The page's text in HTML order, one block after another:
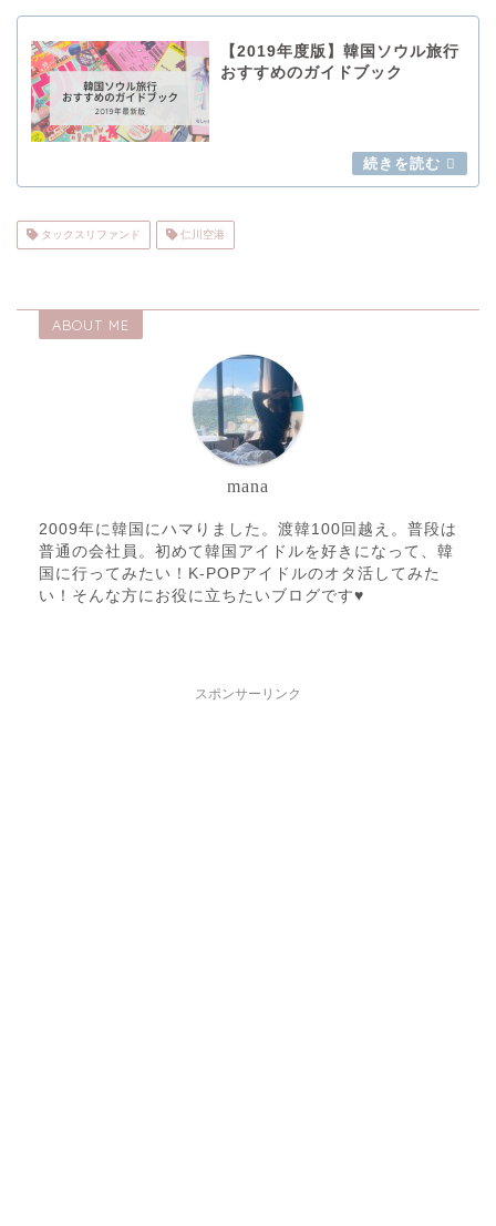
【2019年度版】韓国ソウル旅行
おすすめのガイドブック
タックスリファンド 仁川空港
ABOUT ME
mana
2009年に韓国にハマりました。渡韓100回越え。普段は
普通の会社員。初めて韓国アイドルを好きになって、韓
国に行ってみたい！K-POPアイドルのオタ活してみた
い！そんな方にお役に立ちたいブログです♥️
スポンサーリンク